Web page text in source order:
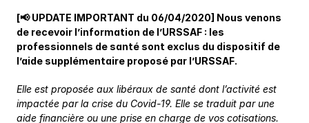
[📢 UPDATE IMPORTANT du 06/04/2020] Nous venons
de recevoir l’information de l’URSSAF : les
professionnels de santé sont exclus du dispositif de
l’aide supplémentaire proposé par l’URSSAF.
Elle est proposée aux libéraux de santé dont l’activité est
impactée par la crise du Covid-19. Elle se traduit par une
aide financière ou une prise en charge de vos cotisations.